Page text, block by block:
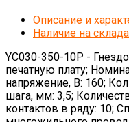
Описание и
Наличие на
YC030-350-10P -
печатную плату;
напряжение, В: 160;
шага, мм: 3,5;
контактов в ряду: 10;